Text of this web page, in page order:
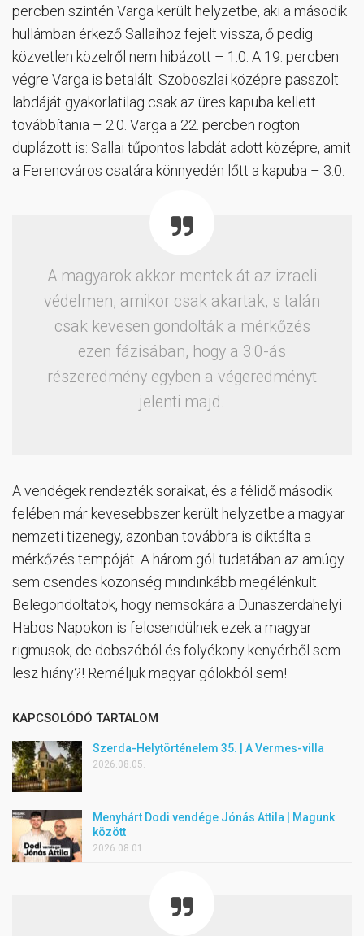
percben szintén Varga került helyzetbe, aki a második
hullámban érkező Sallaihoz fejelt vissza, ő pedig
közvetlen közelről nem hibázott – 1:0. A 19. percben
végre Varga is betalált: Szoboszlai középre passzolt
labdáját gyakorlatilag csak az üres kapuba kellett
továbbítania – 2:0. Varga a 22. percben rögtön
duplázott is: Sallai tűpontos labdát adott középre, amit
a Ferencváros csatára könnyedén lőtt a kapuba – 3:0.
A magyarok akkor mentek át az izraeli
védelmen, amikor csak akartak, s talán
csak kevesen gondolták a mérkőzés
ezen fázisában, hogy a 3:0-ás
részeredmény egyben a végeredményt
jelenti majd.
A vendégek rendezték soraikat, és a félidő második
felében már kevesebbszer került helyzetbe a magyar
nemzeti tizenegy, azonban továbbra is diktálta a
mérkőzés tempóját. A három gól tudatában az amúgy
sem csendes közönség mindinkább megélénkült.
Belegondoltatok, hogy nemsokára a Dunaszerdahelyi
Habos Napokon is felcsendülnek ezek a magyar
rigmusok, de dobszóból és folyékony kenyérből sem
lesz hiány?! Reméljük magyar gólokból sem!
KAPCSOLÓDÓ TARTALOM
Szerda-Helytörténelem 35. | A Vermes-villa
2026.08.05.
Menyhárt Dodi vendége Jónás Attila | Magunk
között
2026.08.01.